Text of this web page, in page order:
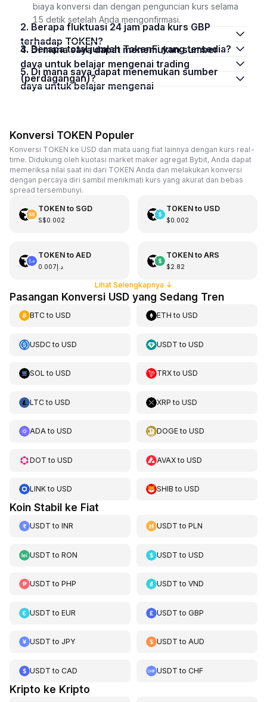
biaya konversi dan dengan penguncian kurs selama
15 detik setelah Anda mengonfirmasi.
2. Berapa fluktuasi 24 jam pada kurs GBP
terhadap TOKEN?
3. Berapa total jumlah TokenFi yang tersedia?
4. Di mana saya dapat menemukan sumber
daya untuk belajar mengenai trading
(perdagangan)?
5. Di mana saya dapat menemukan sumber
daya untuk belajar mengenai
Konversi TOKEN Populer
Konversi TOKEN ke USD dan mata uang fiat lainnya dengan kurs real-
time. Didukung oleh kuotasi market maker agregat Bybit, Anda dapat
memeriksa nilai saat ini dari TOKEN Anda dan melakukan konversi
dengan percaya diri sambil menikmati kurs yang akurat dan bebas
spread tersembunyi.
TOKENto SGD
S$0.002
TOKENto USD
$0.002
TOKENto AED
د.إ0.007
TOKENto ARS
$2.82
Lihat Selengkapnya ↓
Pasangan Konversi USD yang Sedang Tren
BTCto USD ETH toUSD
USDCto USD USDT toUSD
SOL to USD TRXtoUSD
LTCto USD XRP toUSD
ADAto USD DOGEtoUSD
DOT to USD AVAXtoUSD
LINKto USD SHIB toUSD
Koin Stabil ke Fiat
USDT to INR USDT toPLN
USDT to RON USDT toUSD
USDT to PHP USDT toVND
USDT to EUR USDT toGBP
USDT to JPY USDT toAUD
USDT to CAD USDT toCHF
Kripto ke Kripto